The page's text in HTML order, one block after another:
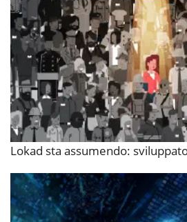
Lokad sta assumendo: